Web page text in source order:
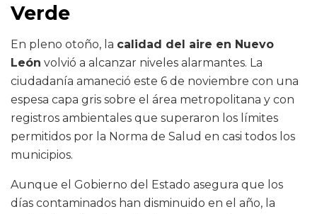
Verde
En pleno otoño, la calidad del aire en Nuevo
León volvió a alcanzar niveles alarmantes. La
ciudadanía amaneció este 6 de noviembre con una
espesa capa gris sobre el área metropolitana y con
registros ambientales que superaron los límites
permitidos por la Norma de Salud en casi todos los
municipios.
Aunque el Gobierno del Estado asegura que los
días contaminados han disminuido en el año, la